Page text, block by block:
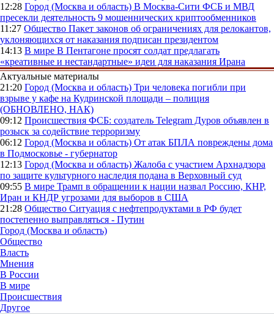
12:28 Город (Москва и область) В Москва-Сити ФСБ и МВД
пресекли деятельность 9 мошеннических криптообменников
11:27 Общество Пакет законов об ограничениях для релокантов,
уклоняющихся от наказания подписан президентом
14:13 В мире В Пентагоне просят солдат предлагать
«креативные и нестандартные» идеи для наказания Ирана
Актуальные материалы
21:20 Город (Москва и область) Три человека погибли при
взрыве у кафе на Кудринской площади – полиция
(ОБНОВЛЕНО, НАК)
09:12 Происшествия ФСБ: создатель Telegram Дуров объявлен в
розыск за содействие терроризму
06:12 Город (Москва и область) От атак БПЛА повреждены дома
в Подмосковье - губернатор
12:13 Город (Москва и область) Жалоба с участием Архнадзора
по защите культурного наследия подана в Верховный суд
09:55 В мире Трамп в обращении к нации назвал Россию, КНР,
Иран и КНДР угрозами для выборов в США
21:28 Общество Ситуация с нефтепродуктами в РФ будет
постепенно выправляться - Путин
Город (Москва и область)
Общество
Власть
Мнения
В России
В мире
Происшествия
Другое